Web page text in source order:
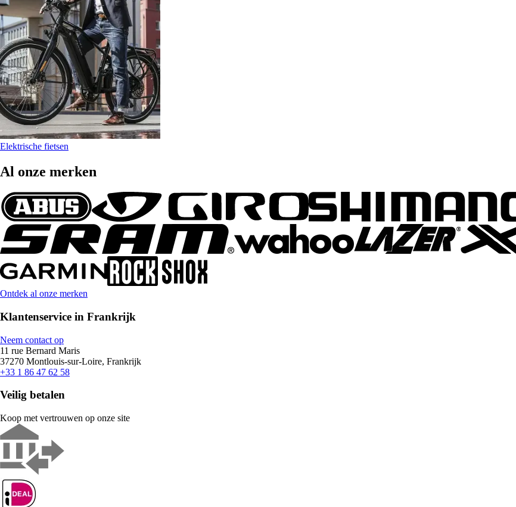
Elektrische fietsen
Al onze merken
Ontdek al onze merken
Klantenservice in Frankrijk
Neem contact op
11 rue Bernard Maris
37270 Montlouis-sur-Loire, Frankrijk
+33 1 86 47 62 58
Veilig betalen
Koop met vertrouwen op onze site